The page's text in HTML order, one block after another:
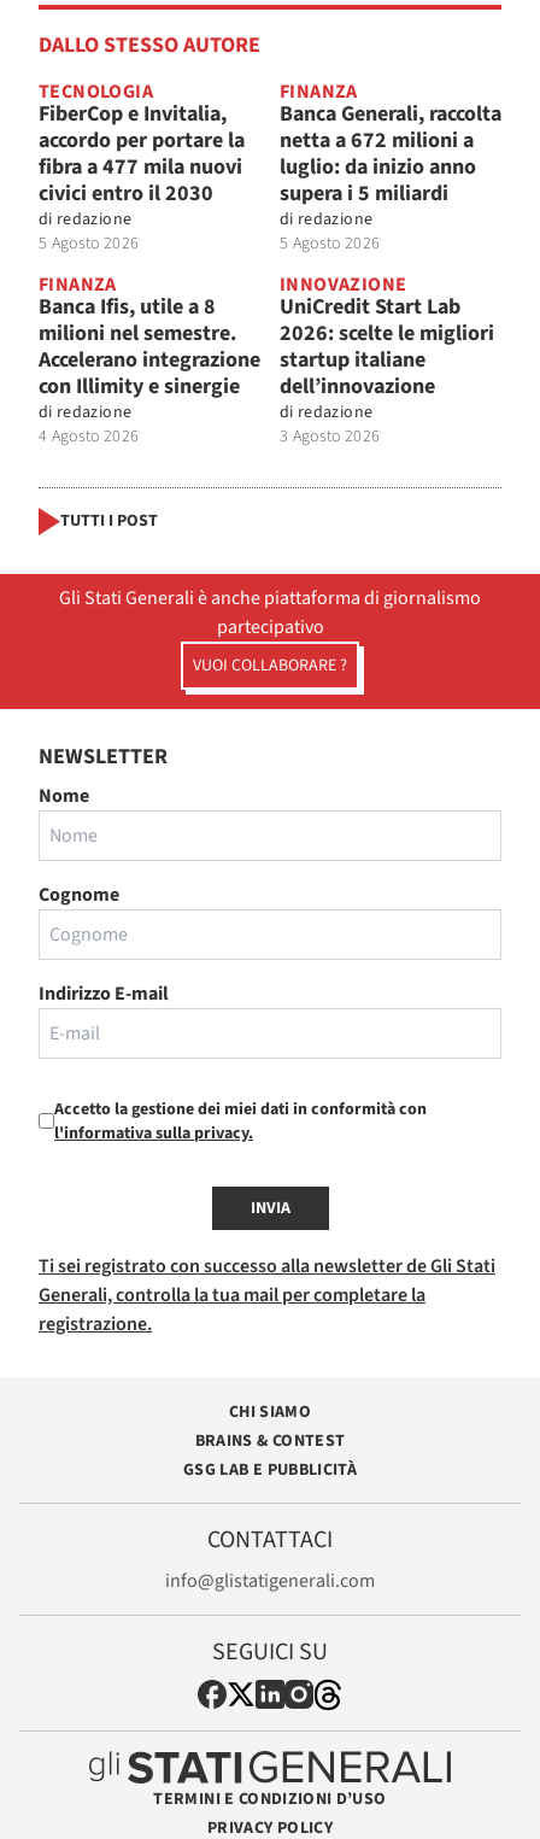
DALLO STESSO AUTORE
TECNOLOGIA
FiberCop e Invitalia,
accordo per portare la
fibra a 477 mila nuovi
civici entro il 2030
di redazione
5 Agosto 2026
FINANZA
Banca Generali, raccolta
netta a 672 milioni a
luglio: da inizio anno
supera i 5 miliardi
di redazione
5 Agosto 2026
FINANZA
Banca Ifis, utile a 8
milioni nel semestre.
Accelerano integrazione
con Illimity e sinergie
di redazione
4 Agosto 2026
INNOVAZIONE
UniCredit Start Lab
2026: scelte le migliori
startup italiane
dell’innovazione
di redazione
3 Agosto 2026
TUTTI I POST
Gli Stati Generali è anche piattaforma di giornalismo
partecipativo
VUOI COLLABORARE ?
NEWSLETTER
Nome
Cognome
Indirizzo E-mail
Accetto la gestione dei miei dati in conformità con
l'informativa sulla privacy.
INVIA
Ti sei registrato con successo alla newsletter de Gli Stati
Generali, controlla la tua mail per completare la
registrazione.
CHI SIAMO
BRAINS & CONTEST
GSG LAB E PUBBLICITÀ
CONTATTACI
info@glistatigenerali.com
SEGUICI SU
TERMINI E CONDIZIONI D’USO
PRIVACY POLICY